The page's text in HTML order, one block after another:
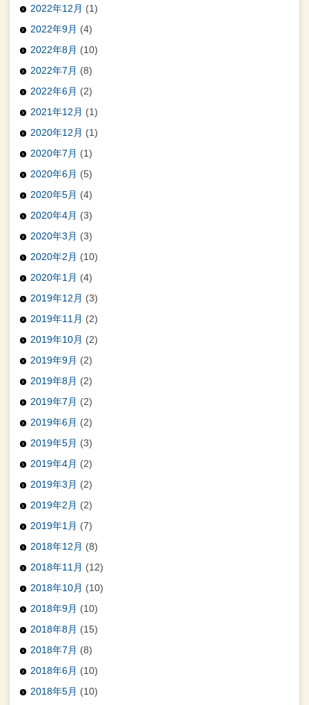
2022年12月 (1)
2022年9月 (4)
2022年8月 (10)
2022年7月 (8)
2022年6月 (2)
2021年12月 (1)
2020年12月 (1)
2020年7月 (1)
2020年6月 (5)
2020年5月 (4)
2020年4月 (3)
2020年3月 (3)
2020年2月 (10)
2020年1月 (4)
2019年12月 (3)
2019年11月 (2)
2019年10月 (2)
2019年9月 (2)
2019年8月 (2)
2019年7月 (2)
2019年6月 (2)
2019年5月 (3)
2019年4月 (2)
2019年3月 (2)
2019年2月 (2)
2019年1月 (7)
2018年12月 (8)
2018年11月 (12)
2018年10月 (10)
2018年9月 (10)
2018年8月 (15)
2018年7月 (8)
2018年6月 (10)
2018年5月 (10)